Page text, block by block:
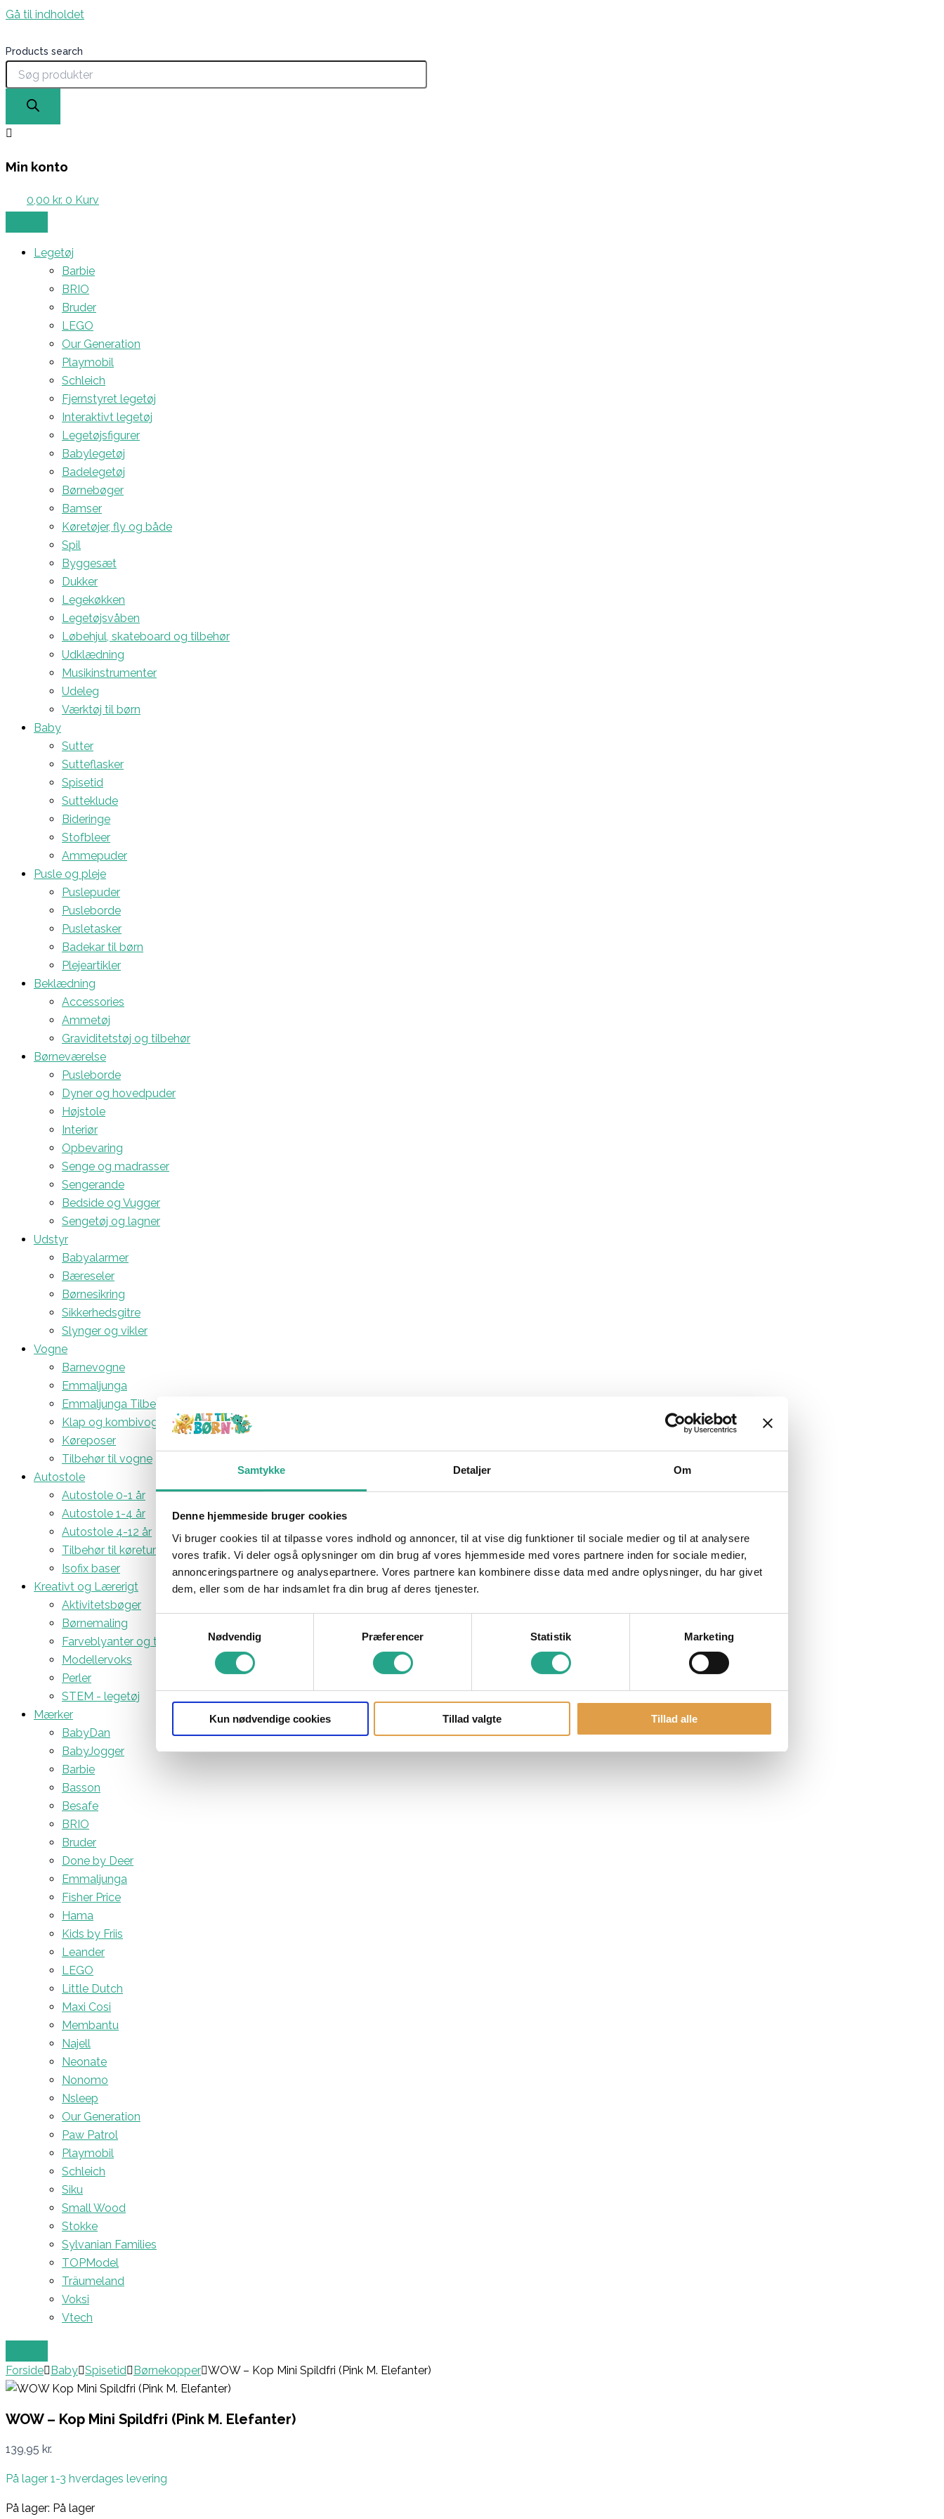
Samtykke Detaljer Om
Denne hjemmeside bruger cookies
Vi bruger cookies til at tilpasse vores indhold og annoncer, til at vise dig funktioner til sociale medier og til at analysere
vores trafik. Vi deler også oplysninger om din brug af vores hjemmeside med vores partnere inden for sociale medier,
annonceringspartnere og analysepartnere. Vores partnere kan kombinere disse data med andre oplysninger, du har givet
dem, eller som de har indsamlet fra din brug af deres tjenester.
Nødvendig
Præferencer Statistik Marketing
Kun nødvendige cookies Tillad valgte Tillad alle
Gå til indholdet
Products search
Min konto
0,00 kr. 0 Kurv
Legetøj
Barbie
BRIO
Bruder
LEGO
Our Generation
Playmobil
Schleich
Fjernstyret legetøj
Interaktivt legetøj
Legetøjsfigurer
Babylegetøj
Badelegetøj
Børnebøger
Bamser
Køretøjer, fly og både
Spil
Byggesæt
Dukker
Legekøkken
Legetøjsvåben
Løbehjul, skateboard og tilbehør
Udklædning
Musikinstrumenter
Udeleg
Værktøj til børn
Baby
Sutter
Sutteflasker
Spisetid
Sutteklude
Bideringe
Stofbleer
Ammepuder
Pusle og pleje
Puslepuder
Pusleborde
Pusletasker
Badekar til børn
Plejeartikler
Beklædning
Accessories
Ammetøj
Graviditetstøj og tilbehør
Børneværelse
Pusleborde
Dyner og hovedpuder
Højstole
Interiør
Opbevaring
Senge og madrasser
Sengerande
Bedside og Vugger
Sengetøj og lagner
Udstyr
Babyalarmer
Bæreseler
Børnesikring
Sikkerhedsgitre
Slynger og vikler
Vogne
Barnevogne
Emmaljunga
Emmaljunga Tilbehør
Klap og kombivogne
Køreposer
Tilbehør til vogne
Autostole
Autostole 0-1 år
Autostole 1-4 år
Autostole 4-12 år
Tilbehør til køreturen
Isofix baser
Kreativt og Lærerigt
Aktivitetsbøger
Børnemaling
Farveblyanter og tuscher
Modellervoks
Perler
STEM - legetøj
Mærker
BabyDan
BabyJogger
Barbie
Basson
Besafe
BRIO
Bruder
Done by Deer
Emmaljunga
Fisher Price
Hama
Kids by Friis
Leander
LEGO
Little Dutch
Maxi Cosi
Membantu
Najell
Neonate
Nonomo
Nsleep
Our Generation
Paw Patrol
Playmobil
Schleich
Siku
Small Wood
Stokke
Sylvanian Families
TOPModel
Träumeland
Voksi
Vtech
Forside Baby Spisetid Børnekopper WOW – Kop Mini Spildfri (Pink M. Elefanter)
WOW – Kop Mini Spildfri (Pink M. Elefanter)
139,95 kr.
På lager 1-3 hverdages levering
På lager: På lager